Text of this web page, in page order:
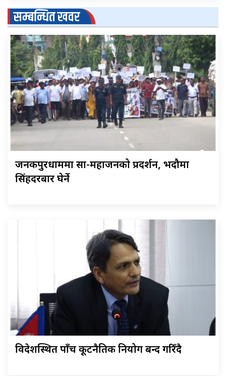
सम्बन्धित खवर
जनकपुरधाममा साहु-महाजनको प्रदर्शन, भदौमा
सिंहदरबार घेर्ने
विदेशस्थित पाँच कूटनैतिक नियोग बन्द गरिँदै